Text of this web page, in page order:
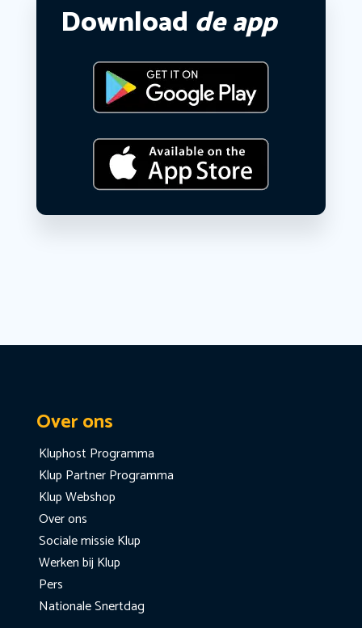
Download de app
Over ons
Kluphost Programma
Klup Partner Programma
Klup Webshop
Over ons
Sociale missie Klup
Werken bij Klup
Pers
Nationale Snertdag